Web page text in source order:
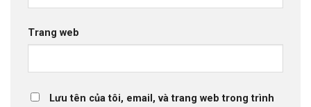
Trang web
Lưu tên của tôi, email, và trang web trong trình